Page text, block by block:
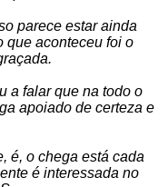
parece estar ainda
que aconteceu foi o
a falar que na todo o
apoiado de certeza e
é, o chega está cada
é interessada no